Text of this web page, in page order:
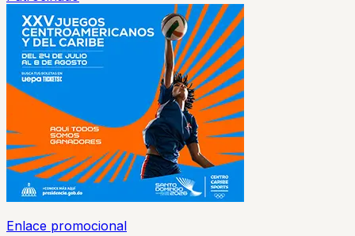
Enlace promocional